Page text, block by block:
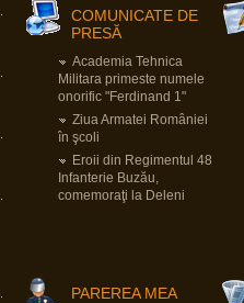
COMUNICATE DE
PRESĂ
Academia Tehnica
Militara primeste numele
onorific "Ferdinand 1"
Ziua Armatei României
în şcoli
Eroii din Regimentul 48
Infanterie Buzău,
comemoraţi la Deleni
PAREREA MEA